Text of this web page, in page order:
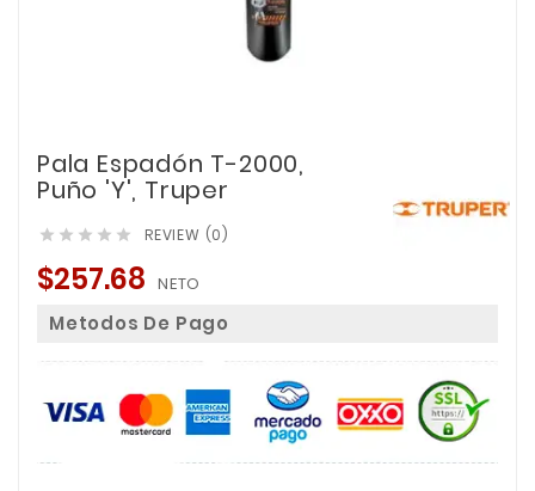
Pala Espadón T-2000,
Puño 'Y', Truper
     REVIEW (0)
$257.68 NETO
Metodos De Pago